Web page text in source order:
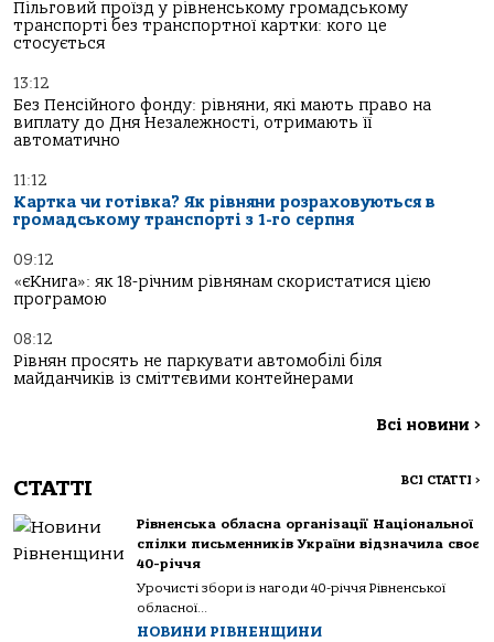
Пільговий проїзд у рівненському громадському
транспорті без транспортної картки: кого це
стосується
13:12
Без Пенсійного фонду: рівняни, які мають право на
виплату до Дня Незалежності, отримають її
автоматично
11:12
Картка чи готівка? Як рівняни розраховуються в
громадському транспорті з 1-го серпня
09:12
«єКнига»: як 18-річним рівнянам скористатися цією
програмою
08:12
Рівнян просять не паркувати автомобілі біля
майданчиків із сміттєвими контейнерами
Всі новини >
СТАТТІ ВСІ СТАТТІ >
Рівненська обласна організації Національної
спілки письменників України відзначила своє
40-річчя
Урочисті збори із нагоди 40-річчя Рівненської
обласної...
НОВИНИ РІВНЕНЩИНИ